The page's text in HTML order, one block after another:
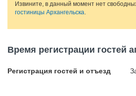
Извините, в данный момент нет
гостиницы Архангельска.
Время регистрации гостей
Регистрация гостей и отъезд